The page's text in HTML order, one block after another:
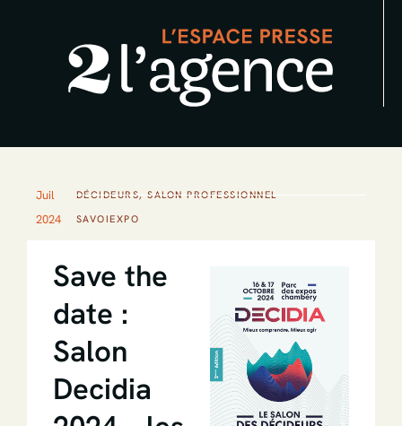
Juil
2024
DÉCIDEURS,SALON PROFESSIONNEL
SAVOIEXPO
Save the
date :
Salon
Decidia